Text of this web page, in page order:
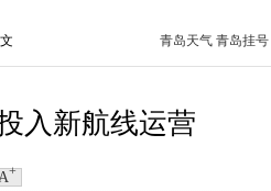
青岛天气 青岛挂号
入新航线运营
A+